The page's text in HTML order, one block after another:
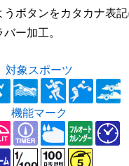
ボタンをカタカナ表
ー加工。
対象スポーツ
機能マーク